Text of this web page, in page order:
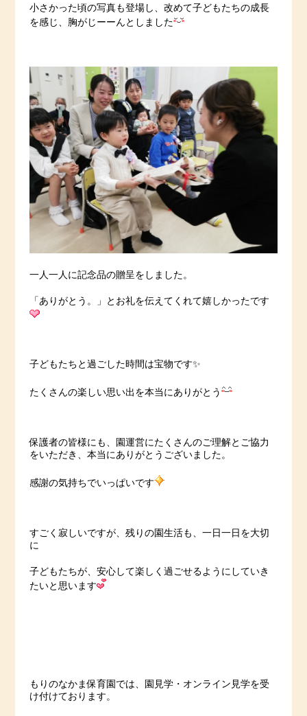
小さかった頃の写真も登場し、改めて子どもたちの成長
を感じ、胸がじーーんとしました
一人一人に記念品の贈呈をしました。
「ありがとう。」とお礼を伝えてくれて嬉しかったです
子どもたちと過ごした時間は宝物です✨
たくさんの楽しい思い出を本当にありがとう
保護者の皆様にも、園運営にたくさんのご理解とご協力
をいただき、本当にありがとうございました。
感謝の気持ちでいっぱいです
すごく寂しいですが、残りの園生活も、一日一日を大切
に
子どもたちが、安心して楽しく過ごせるようにしていき
たいと思います
もりのなかま保育園では、園見学・オンライン見学を受
け付けております。